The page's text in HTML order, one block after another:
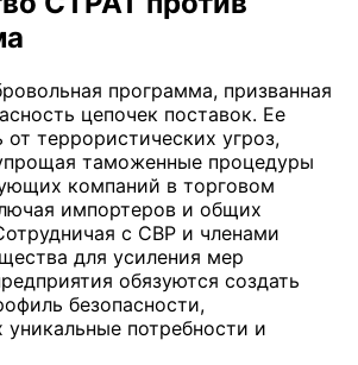
программа, призванная
цепочек поставок. Ее
террористических угроз,
таможенные процедуры
компаний в торговом
импортеров и общих
с CBP и членами
для усиления мер
обязуются создать
безопасности,
потребности и